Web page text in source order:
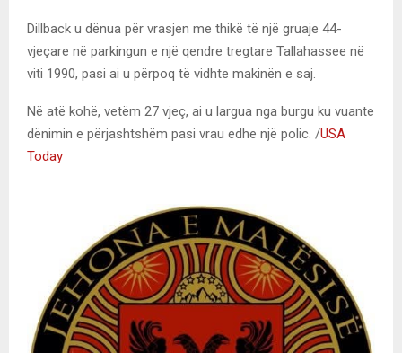
Dillback u dënua për vrasjen me thikë të një gruaje 44-
vjeçare në parkingun e një qendre tregtare Tallahassee në
viti 1990, pasi ai u përpoq të vidhte makinën e saj.
Në atë kohë, vetëm 27 vjeç, ai u largua nga burgu ku vuante
dënimin e përjashtshëm pasi vrau edhe një polic. /USA
Today